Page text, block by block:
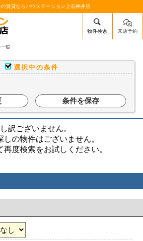
賃貸ならハウステーション上石神井店
/mobile_img/head-logo.png
物件検索 来店予約
覧
選択中の条件
条件を保存
訳ございません。
しの物件はございません。
再度検索をお試しください。